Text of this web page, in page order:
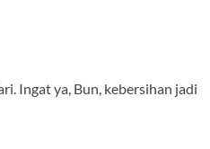
Ingat ya, Bun, kebersihan jadi